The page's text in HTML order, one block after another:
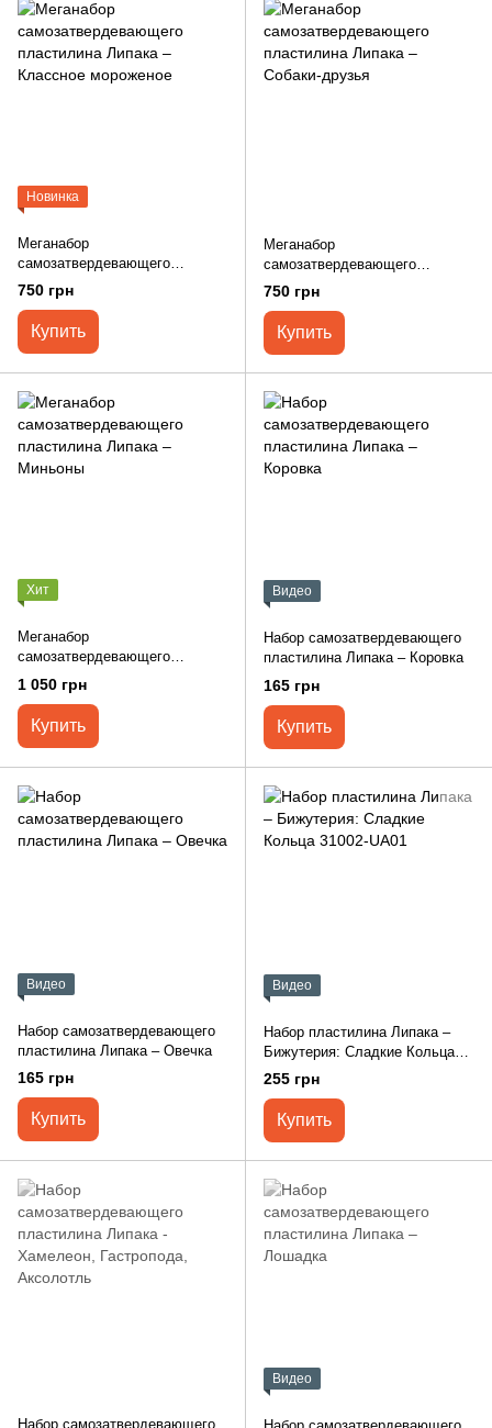
Новинка
Меганабор
самозатвердевающего
пластилина Липака – Классное
мороженое
750 грн
Купить
Меганабор
самозатвердевающего
пластилина Липака – Собаки-
друзья
750 грн
Купить
Хит
Меганабор
самозатвердевающего
пластилина Липака – Миньоны
1 050 грн
Купить
Видео
Набор самозатвердевающего
пластилина Липака – Коровка
165 грн
Купить
Видео
Набор самозатвердевающего
пластилина Липака – Овечка
165 грн
Купить
Видео
Набор пластилина Липака –
Бижутерия: Сладкие Кольца
31002-UA01
255 грн
Купить
Набор самозатвердевающего
Видео